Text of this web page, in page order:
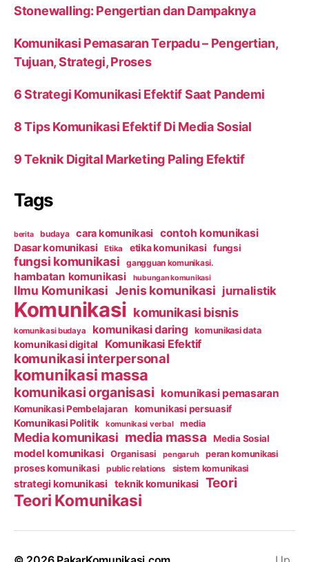
Stonewalling: Pengertian dan Dampaknya
Komunikasi Pemasaran Terpadu – Pengertian,
Tujuan, Strategi, Proses
6 Strategi Komunikasi Efektif Saat Pandemi
8 Tips Komunikasi Efektif Di Media Sosial
9 Teknik Digital Marketing Paling Efektif
Tags
berita budaya cara komunikasi contoh komunikasi
Dasar komunikasi Etika etika komunikasi fungsi
fungsi komunikasi gangguan komunikasi.
hambatan komunikasi hubungan komunikasi
Ilmu Komunikasi Jenis komunikasi jurnalistik
Komunikasi komunikasi bisnis
komunikasi budaya komunikasi daring komunikasi data
komunikasi digital Komunikasi Efektif
komunikasi interpersonal
komunikasi massa
komunikasi organisasi komunikasi pemasaran
Komunikasi Pembelajaran komunikasi persuasif
Komunikasi Politik komunikasi verbal media
Media komunikasi media massa Media Sosial
model komunikasi Organisasi pengaruh peran komunikasi
proses komunikasi public relations sistem komunikasi
strategi komunikasi teknik komunikasi Teori
Teori Komunikasi